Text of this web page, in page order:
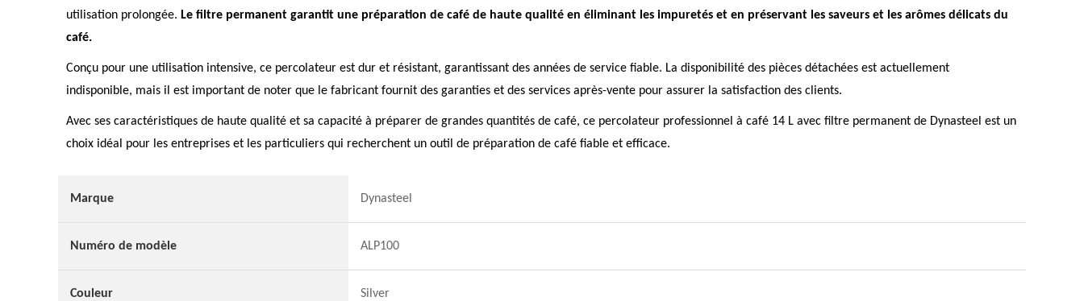
utilisation prolongée. Le filtre permanent garantit une préparation de café de haute qualité en éliminant les impuretés et en préservant les saveurs et les arômes délicats du
café.
Conçu pour une utilisation intensive, ce percolateur est dur et résistant, garantissant des années de service fiable. La disponibilité des pièces détachées est actuellement
indisponible, mais il est important de noter que le fabricant fournit des garanties et des services après-vente pour assurer la satisfaction des clients.
Avec ses caractéristiques de haute qualité et sa capacité à préparer de grandes quantités de café, ce percolateur professionnel à café 14 L avec filtre permanent de Dynasteel est un
choix idéal pour les entreprises et les particuliers qui recherchent un outil de préparation de café fiable et efficace.
Marque Dynasteel
Numéro de modèle ALP100
Couleur Silver